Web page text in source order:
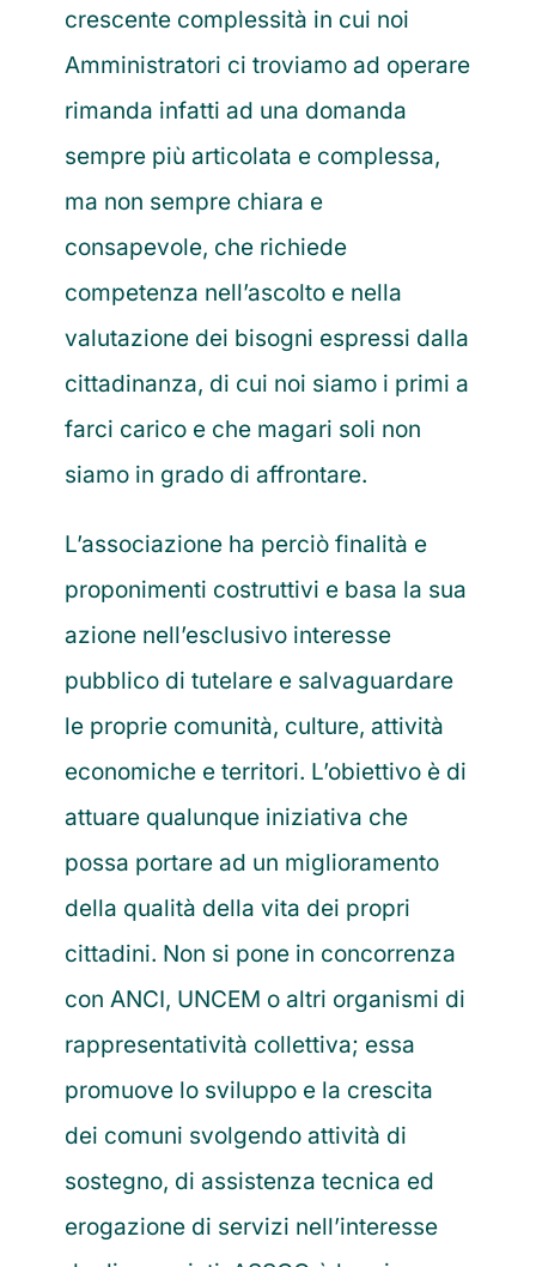
crescente complessità in cui noi
Amministratori ci troviamo ad operare
rimanda infatti ad una domanda
sempre più articolata e complessa,
ma non sempre chiara e
consapevole, che richiede
competenza nell’ascolto e nella
valutazione dei bisogni espressi dalla
cittadinanza, di cui noi siamo i primi a
farci carico e che magari soli non
siamo in grado di affrontare.
L’associazione ha perciò finalità e
proponimenti costruttivi e basa la sua
azione nell’esclusivo interesse
pubblico di tutelare e salvaguardare
le proprie comunità, culture, attività
economiche e territori. L’obiettivo è di
attuare qualunque iniziativa che
possa portare ad un miglioramento
della qualità della vita dei propri
cittadini. Non si pone in concorrenza
con ANCI, UNCEM o altri organismi di
rappresentatività collettiva; essa
promuove lo sviluppo e la crescita
dei comuni svolgendo attività di
sostegno, di assistenza tecnica ed
erogazione di servizi nell’interesse